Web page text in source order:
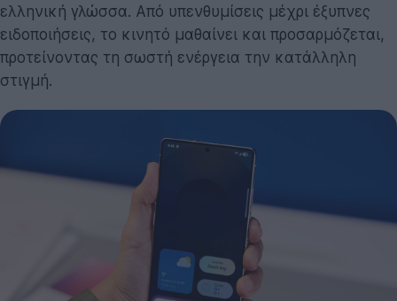
ελληνική γλώσσα. Από υπενθυμίσεις μέχρι έξυπνες
ειδοποιήσεις, το κινητό μαθαίνει και προσαρμόζεται,
προτείνοντας τη σωστή ενέργεια την κατάλληλη
στιγμή.